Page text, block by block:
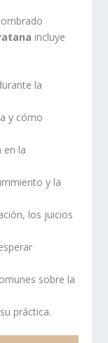
incluye
la
y cómo
en la
y la
los juicios
sobre la
práctica.